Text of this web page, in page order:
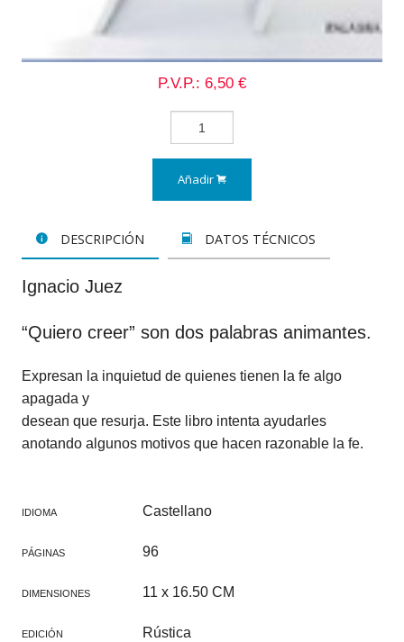
P.V.P.: 6,50 €
Añadir
DESCRIPCIÓN DATOS TÉCNICOS
Ignacio Juez
“Quiero creer” son dos palabras animantes.
Expresan la inquietud de quienes tienen la fe algo
apagada y
desean que resurja. Este libro intenta ayudarles
anotando algunos motivos que hacen razonable la fe.
IDIOMA Castellano
PÁGINAS 96
DIMENSIONES 11 x 16.50 CM
EDICIÓN Rústica